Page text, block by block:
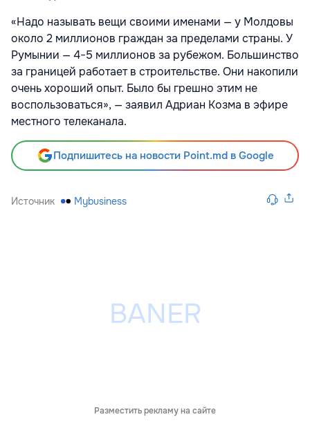
«Надо называть вещи своими именами — у Молдовы
около 2 миллионов граждан за пределами страны. У
Румынии — 4−5 миллионов за рубежом. Большинство
за границей работает в строительстве. Они накопили
очень хороший опыт. Было бы грешно этим не
воспользоваться», — заявил Адриан Козма в эфире
местного телеканала.
Подпишитесь на новости Point.md в Google
Источник Mybusiness
Разместить рекламу на сайте